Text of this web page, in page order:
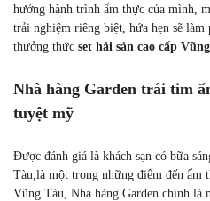
hưởng hành trình ẩm thực của mình,
trải nghiệm riêng biệt, hứa hẹn sẽ
thưởng thức set hải sản cao cấp
Nhà hàng Garden trái tim
tuyệt mỹ
Được đánh giá là khách sạn có bữa
Tàu,là một trong những điểm đến ẩm
Vũng Tàu, Nhà hàng Garden chính là